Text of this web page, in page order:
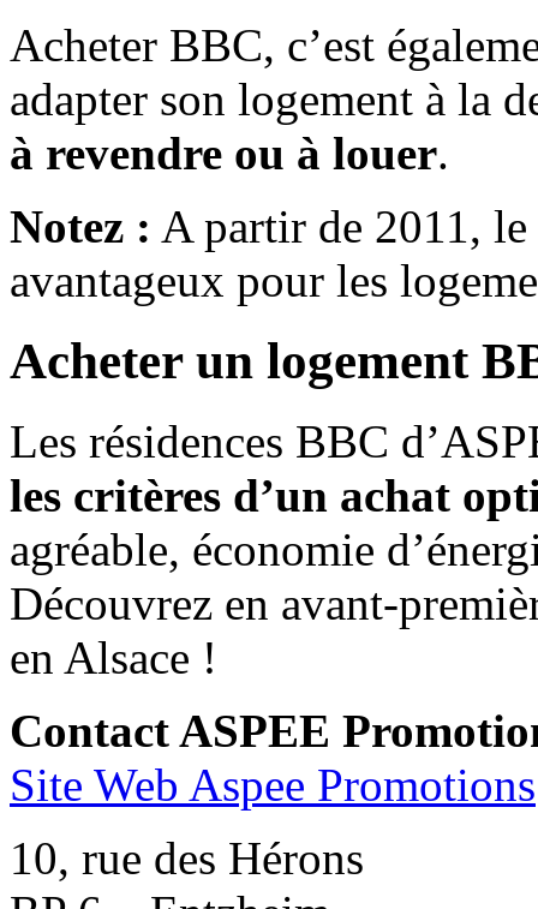
Acheter BBC, c’est
adapter son logement à la
à revendre ou à louer.
Notez : A partir de 2011,
avantageux pour les
Acheter un logement
Les résidences BBC
les critères d’un achat
agréable, économie
Découvrez en avant-
en Alsace !
Contact ASPEE
Site Web Aspee Promotions
10, rue des Hérons